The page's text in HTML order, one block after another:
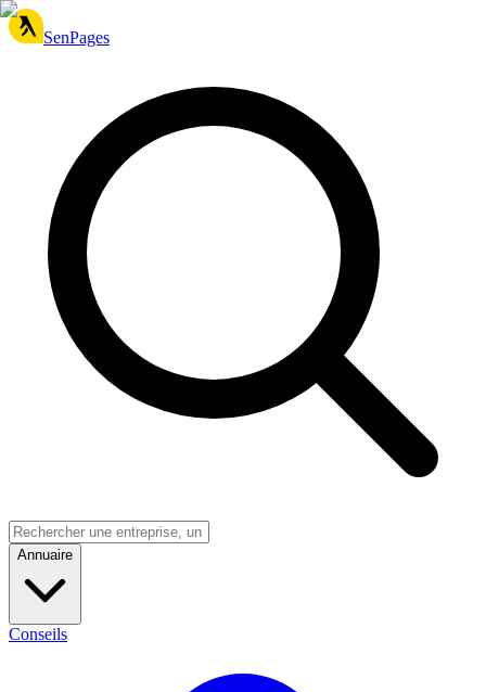
SenPages
Annuaire
Conseils